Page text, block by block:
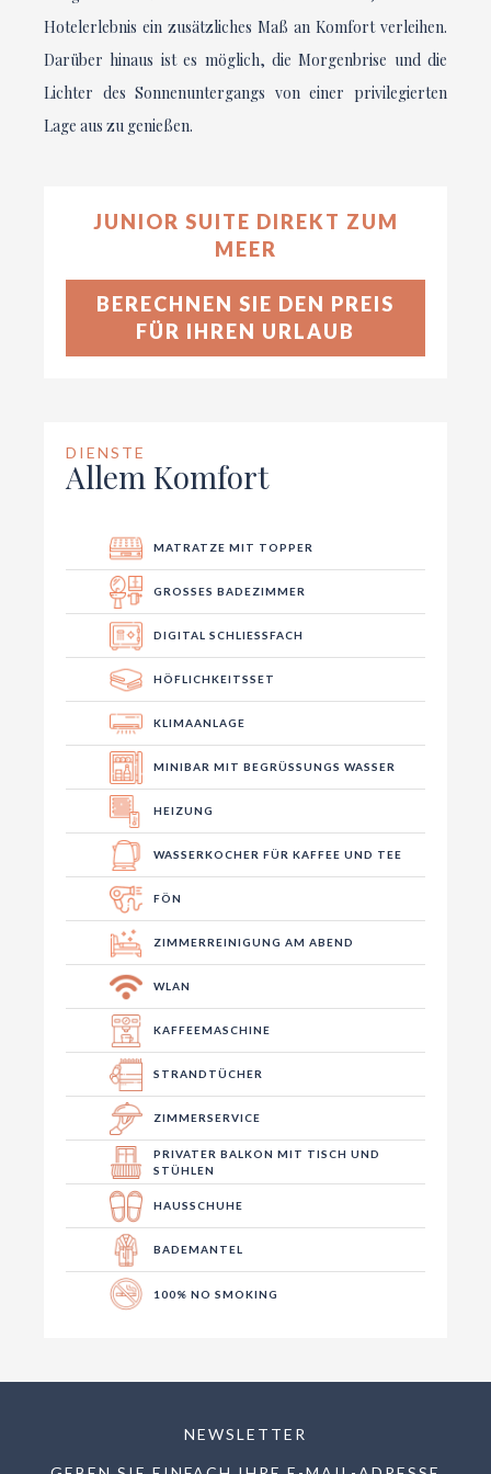
Hotelerlebnis ein zusätzliches Maß an Komfort verleihen.
Darüber hinaus ist es möglich, die Morgenbrise und die
Lichter des Sonnenuntergangs von einer privilegierten
Lage aus zu genießen.
JUNIOR SUITE DIREKT ZUM
MEER
BERECHNEN SIE DEN PREIS
FÜR IHREN URLAUB
DIENSTE
Allem Komfort
MATRATZE MIT TOPPER
GROSSES BADEZIMMER
DIGITAL SCHLIESSFACH
HÖFLICHKEITSSET
KLIMAANLAGE
MINIBAR MIT BEGRÜSSUNGS WASSER
HEIZUNG
WASSERKOCHER FÜR KAFFEE UND TEE
FÖN
ZIMMERREINIGUNG AM ABEND
WLAN
KAFFEEMASCHINE
STRANDTÜCHER
ZIMMERSERVICE
PRIVATER BALKON MIT TISCH UND
STÜHLEN
HAUSSCHUHE
BADEMANTEL
100% NO SMOKING
NEWSLETTER